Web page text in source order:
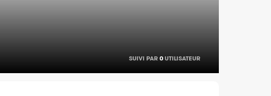
SUIVI PAR 0 UTILISATEUR